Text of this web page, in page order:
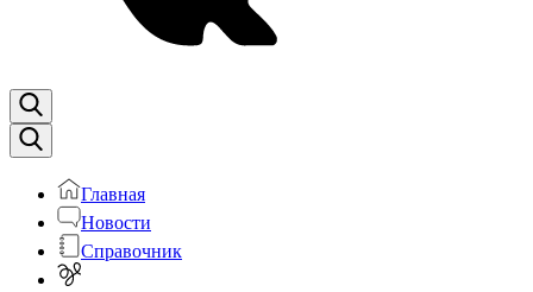
Главная
Новости
Справочник